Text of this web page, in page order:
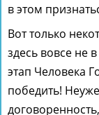
в этом
Вот только
здесь вовсе не
этап Человека
победить!